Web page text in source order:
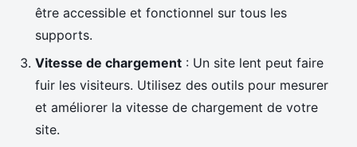
être accessible et fonctionnel sur tous les
supports.
Vitesse de chargement : Un site lent peut faire
fuir les visiteurs. Utilisez des outils pour mesurer
et améliorer la vitesse de chargement de votre
site.